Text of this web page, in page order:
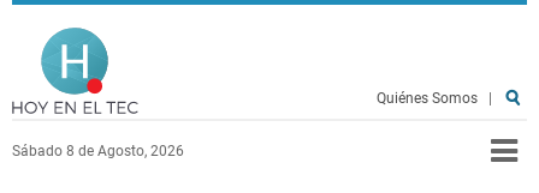
Pasar al contenido principal
Sábado 8 de Agosto, 2026
Quiénes Somos